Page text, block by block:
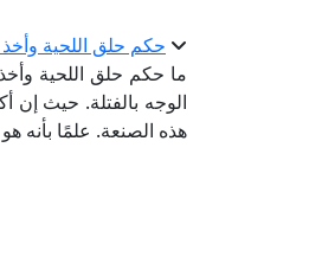
حكم حلق اللحية وأخذ
ما حكم حلق اللحية
الوجه بالفتلة. حيث إن
هذه الصنعة. علمًا بأنه